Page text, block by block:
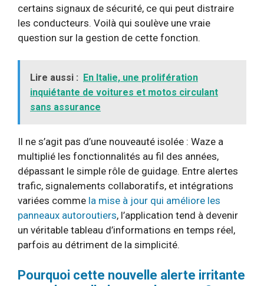
certains signaux de sécurité, ce qui peut distraire
les conducteurs. Voilà qui soulève une vraie
question sur la gestion de cette fonction.
Lire aussi : En Italie, une prolifération
inquiétante de voitures et motos circulant
sans assurance
Il ne s’agit pas d’une nouveauté isolée : Waze a
multiplié les fonctionnalités au fil des années,
dépassant le simple rôle de guidage. Entre alertes
trafic, signalements collaboratifs, et intégrations
variées comme la mise à jour qui améliore les
panneaux autoroutiers, l’application tend à devenir
un véritable tableau d’informations en temps réel,
parfois au détriment de la simplicité.
Pourquoi cette nouvelle alerte irritante